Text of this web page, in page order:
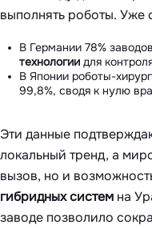
выполнять роботы. Уже
В Германии 78%
технологии для
В Японии роботы-
99,8%, сводя к нулю
Эти данные
локальный тренд, а
вызов, но и
гибридных систем на
заводе позволило